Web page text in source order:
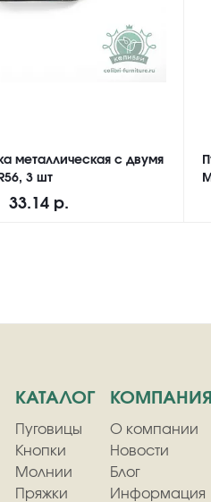
металлическая с двумя
3 шт
33.14 р.
КАТАЛОГ
Пуговицы
Кнопки
Молнии
Пряжки
КОМПАНИЯ
О компании
Новости
Блог
Информация